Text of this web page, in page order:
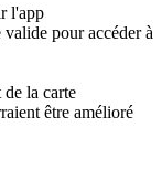
l'app
pour accéder à
la carte
être amélioré